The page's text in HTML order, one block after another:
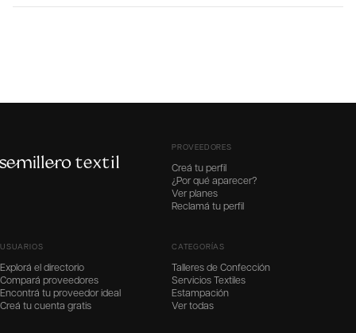
PROVEEDORES
Creá tu perfil
¿Por qué aparecer?
Ver planes
Reclamá tu perfil
USUARIOS
Explorá el directorio
Compará proveedores
Encontrá tu proveedor ideal
Creá tu cuenta gratis
CATEGORÍAS
Talleres de Confección
Servicios Textiles
Estampación
Ver todas